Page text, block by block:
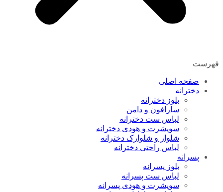
فهرست
صفحه اصلی
دخترانه
بلوز دخترانه
سارافون و دامن
لباس ست دخترانه
سویشرت و هودی دخترانه
شلوار و شلوارک دخترانه
لباس راحتی دخترانه
پسرانه
بلوز پسرانه
لباس ست پسرانه
سویشرت و هودی پسرانه